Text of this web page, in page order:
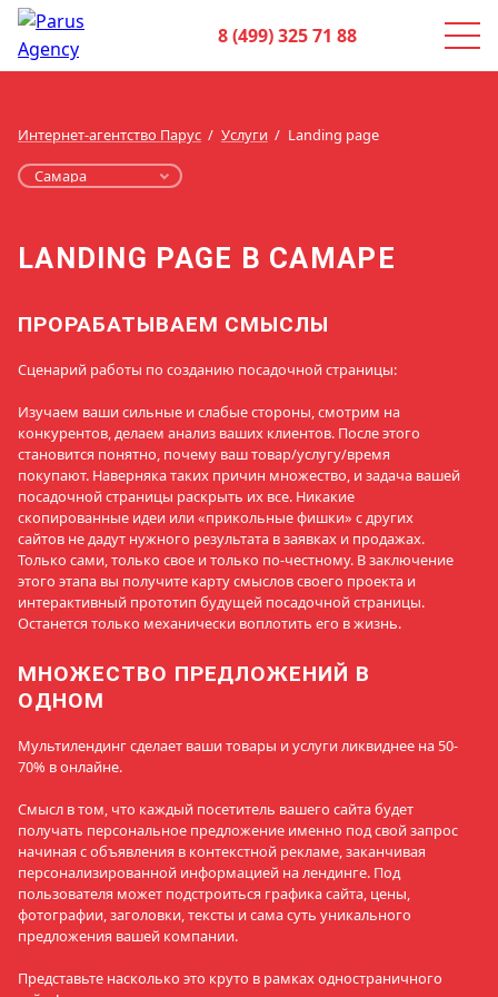
8 (499) 325 71 88
Интернет-агентство Парус Услуги Landing page
LANDING PAGE В САМАРЕ
ПРОРАБАТЫВАЕМ СМЫСЛЫ
Сценарий работы по созданию посадочной страницы:
Изучаем ваши сильные и слабые стороны, смотрим на
конкурентов, делаем анализ ваших клиентов. После этого
становится понятно, почему ваш товар/услугу/время
покупают. Наверняка таких причин множество, и задача вашей
посадочной страницы раскрыть их все. Никакие
скопированные идеи или «прикольные фишки» с других
сайтов не дадут нужного результата в заявках и продажах.
Только сами, только свое и только по-честному. В заключение
этого этапа вы получите карту смыслов своего проекта и
интерактивный прототип будущей посадочной страницы.
Останется только механически воплотить его в жизнь.
МНОЖЕСТВО ПРЕДЛОЖЕНИЙ В
ОДНОМ
Мультилендинг сделает ваши товары и услуги ликвиднее на 50-
70% в онлайне.
Смысл в том, что каждый посетитель вашего сайта будет
получать персональное предложение именно под свой запрос
начиная с объявления в контекстной рекламе, заканчивая
персонализированной информацией на лендинге. Под
пользователя может подстроиться графика сайта, цены,
фотографии, заголовки, тексты и сама суть уникального
предложения вашей компании.
Представьте насколько это круто в рамках одностраничного